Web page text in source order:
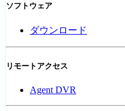
ソフトウェア
ダウンロード
リモートアクセス
Agent DVR